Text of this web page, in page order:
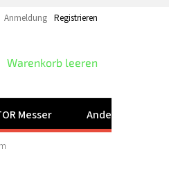
Anmeldung Registrieren
WARENKORB
Warenkorb leeren
Messer Andere Produkte